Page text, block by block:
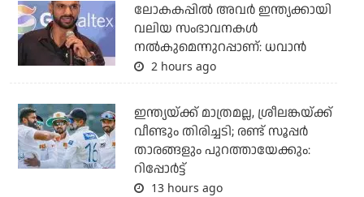
ലോകകപ്പിൽ അവര്‍ ഇന്ത്യക്കായി
വലിയ സംഭാവനകള്‍
നല്‍കുമെന്നുറപ്പാണ്: ധവാന്‍
2 hours ago
ഇന്ത്യയ്ക്ക് മാത്രമല്ല, ശ്രീലങ്കയ്ക്ക്
വീണ്ടും തിരിച്ചടി; രണ്ട് സൂപ്പര്‍
താരങ്ങളും പുറത്തായേക്കും:
റിപ്പോര്‍ട്ട്
13 hours ago